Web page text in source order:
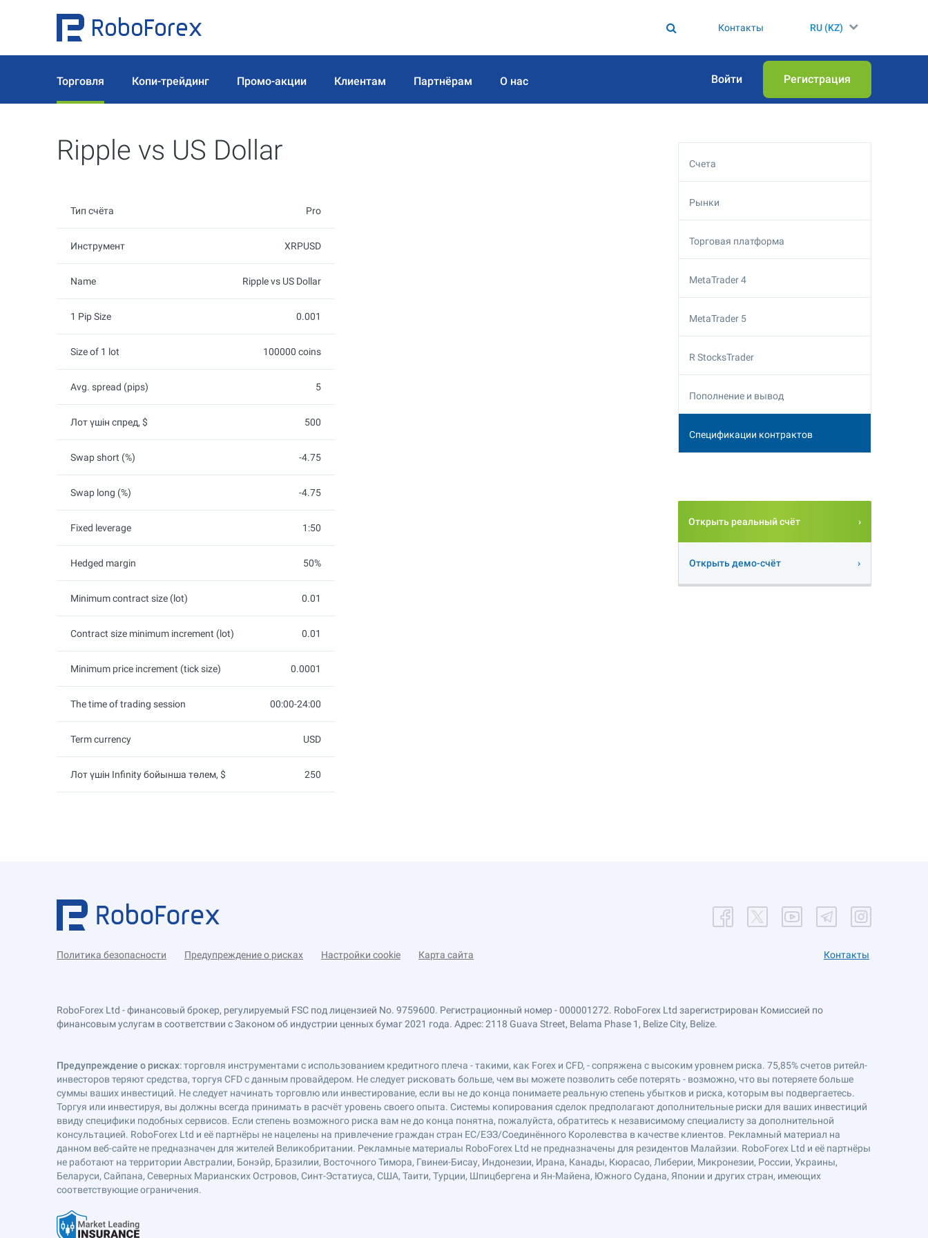
Контакты RU (KZ)
Торговля Копи-трейдинг Промо-акции Клиентам Партнёрам О нас Войти Регистрация
Ripple vs US Dollar
Тип счёта Pro
Инструмент XRPUSD
Name Ripple vs US Dollar
1 Pip Size 0.001
Size of 1 lot 100000 coins
Avg. spread (pips) 5
Лот үшін спред, $ 500
Swap short (%) -4.75
Swap long (%) -4.75
Fixed leverage 1:50
Hedged margin 50%
Minimum contract size (lot) 0.01
Contract size minimum increment (lot) 0.01
Minimum price increment (tick size) 0.0001
The time of trading session 00:00-24:00
Term currency USD
Лот үшін Infinity бойынша төлем, $ 250
Счета
Рынки
Торговая платформа
MetaTrader 4
MetaTrader 5
R StocksTrader
Пополнение и вывод
Спецификации контрактов
Открыть реальный счёт
Открыть демо-счёт
Политика безопасности Предупреждение о рисках Настройки cookie Карта сайта Контакты
RoboForex Ltd - финансовый брокер, регулируемый FSC под лицензией No. 9759600. Регистрационный номер - 000001272. RoboForex Ltd зарегистрирован Комиссией по
финансовым услугам в соответствии с Законом об индустрии ценных бумаг 2021 года. Адрес: 2118 Guava Street, Belama Phase 1, Belize City, Belize.
Предупреждение о рисках: торговля инструментами с использованием кредитного плеча - такими, как Forex и CFD, - сопряжена с высоким уровнем риска. 75,85% счетов ритейл-
инвесторов теряют средства, торгуя CFD с данным провайдером. Не следует рисковать больше, чем вы можете позволить себе потерять - возможно, что вы потеряете больше
суммы ваших инвестиций. Не следует начинать торговлю или инвестирование, если вы не до конца понимаете реальную степень убытков и риска, которым вы подвергаетесь.
Торгуя или инвестируя, вы должны всегда принимать в расчёт уровень своего опыта. Системы копирования сделок предполагают дополнительные риски для ваших инвестиций
ввиду специфики подобных сервисов. Если степень возможного риска вам не до конца понятна, пожалуйста, обратитесь к независимому специалисту за дополнительной
консультацией. RoboForex Ltd и её партнёры не нацелены на привлечение граждан стран ЕС/ЕЭЗ/Соединённого Королевства в качестве клиентов. Рекламный материал на
данном веб-сайте не предназначен для жителей Великобритании. Рекламные материалы RoboForex Ltd не предназначены для резидентов Малайзии. RoboForex Ltd и её партнёры
не работают на территории Австралии, Бонэйр, Бразилии, Восточного Тимора, Гвинеи-Бисау, Индонезии, Ирана, Канады, Кюрасао, Либерии, Микронезии, России, Украины,
Беларуси, Сайпана, Северных Марианских Островов, Синт-Эстатиуса, США, Таити, Турции, Шпицбергена и Ян-Майена, Южного Судана, Японии и других стран, имеющих
соответствующие ограничения.